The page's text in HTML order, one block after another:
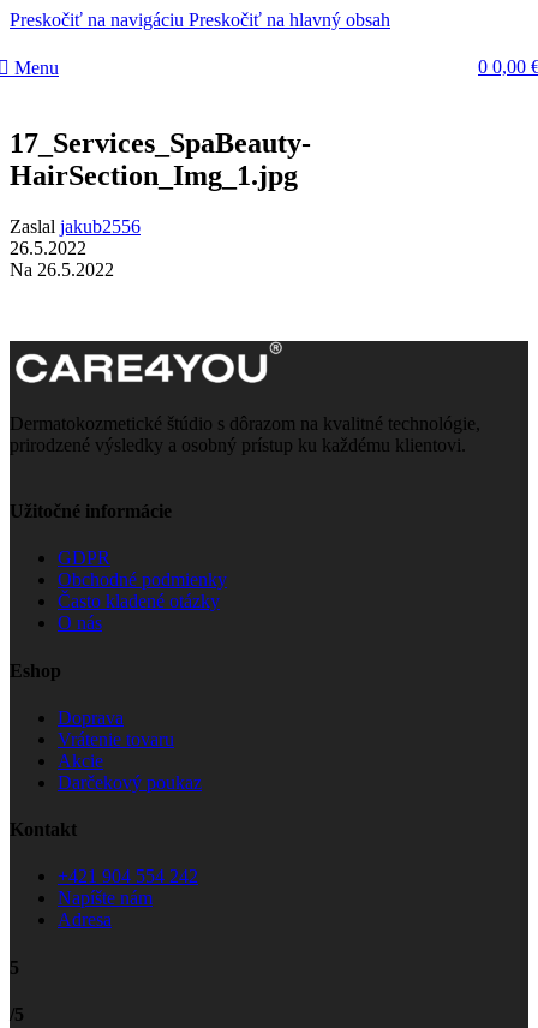
Preskočiť na navigáciu Preskočiť na hlavný obsah
Menu 0 0,00
17_Services_SpaBeauty-
HairSection_Img_1.jpg
Zaslal jakub2556
26.5.2022
Na 26.5.2022
Dermatokozmetické štúdio s dôrazom na kvalitné technológie,
prirodzené výsledky a osobný prístup ku každému klientovi.
Užitočné informácie
GDPR
Obchodné podmienky
Často kladené otázky
O nás
Eshop
Doprava
Vrátenie tovaru
Akcie
Darčekový poukaz
Kontakt
+421 904 554 242
Napíšte nám
Adresa
5
/5